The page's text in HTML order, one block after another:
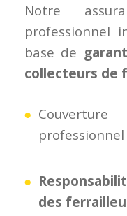
Notre
professionnel
base de
collecteurs de
des